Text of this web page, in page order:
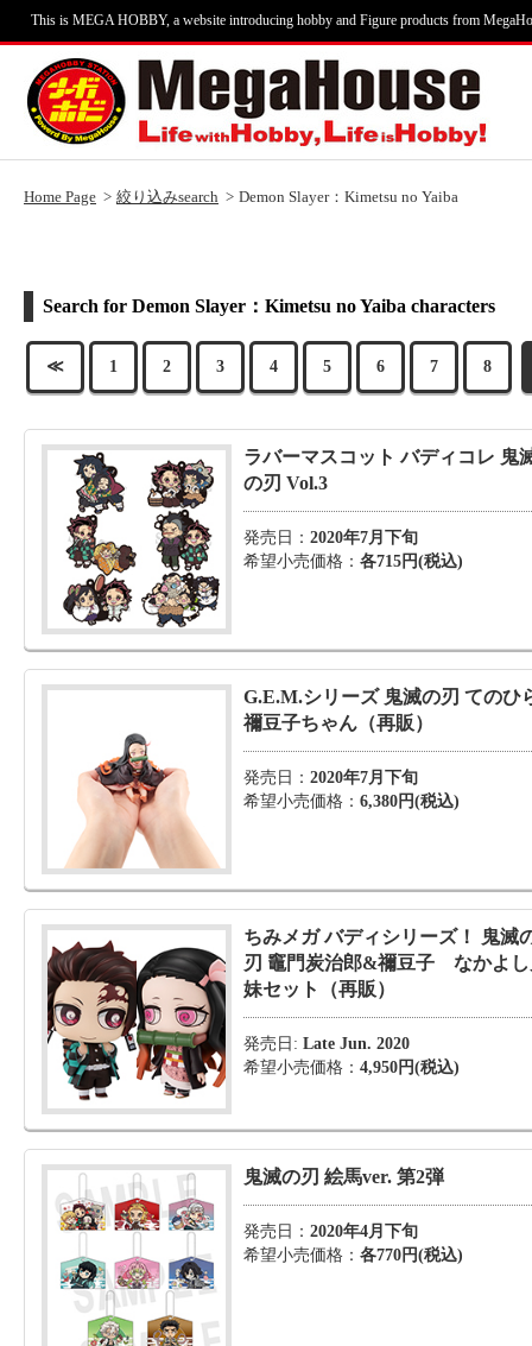
This is MEGA HOBBY, a website introducing hobby and Figure products from
Home Page 絞り込みsearch Demon Slayer：Kimetsu no Yaiba
Search for Demon Slayer：Kimetsu no Yaiba characters
≪ 1 2 3 4 5 6 7 8
ラバーマスコット バディコレ 鬼
の刃 Vol.3
発売日： 2020年7月下旬
希望小売価格： 各715円(税込)
G.E.M.シリーズ 鬼滅の刃 てのひ
禰豆子ちゃん（再販）
発売日： 2020年7月下旬
希望小売価格： 6,380円(税込)
ちみメガ バディシリーズ！ 鬼滅
刃 竈門炭治郎&禰豆子 なかよ
妹セット（再販）
発売日: Late Jun. 2020
希望小売価格： 4,950円(税込)
鬼滅の刃 絵馬ver. 第2弾
発売日： 2020年4月下旬
希望小売価格： 各770円(税込)